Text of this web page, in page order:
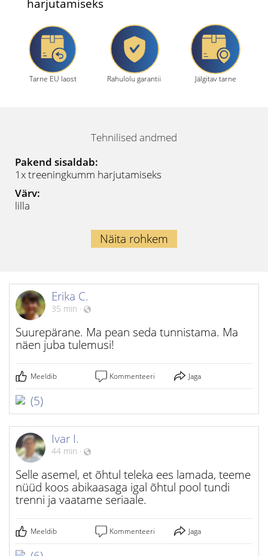
harjutamiseks
Tarne EU laost Rahulolu garantii Jälgitav tarne
Tehnilised andmed
Pakend sisaldab:
1x treeningkumm harjutamiseks
Värv:
lilla
Näita rohkem
Erika C.
35 min ·
Suurepärane. Ma pean seda tunnistama. Ma
näen juba tulemusi!
Meeldib Kommenteeri Jaga
(5)
Ivar I.
44 min ·
Selle asemel, et õhtul teleka ees lamada, teeme
nüüd koos abikaasaga igal õhtul pool tundi
trenni ja vaatame seriaale.
Meeldib Kommenteeri Jaga